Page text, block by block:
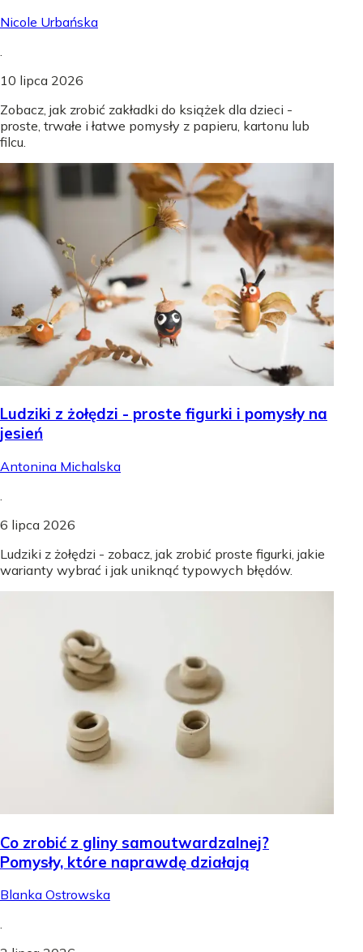
Nicole Urbańska
10 lipca 2026
Zobacz, jak zrobić zakładki do książek dla dzieci -
proste, trwałe i łatwe pomysły z papieru, kartonu lub
filcu.
Ludziki z żołędzi - proste figurki i pomysły na
jesień
Antonina Michalska
.
6 lipca 2026
Ludziki z żołędzi - zobacz, jak zrobić proste figurki, jakie
warianty wybrać i jak uniknąć typowych błędów.
Co zrobić z gliny samoutwardzalnej?
Pomysły, które naprawdę działają
Blanka Ostrowska
.